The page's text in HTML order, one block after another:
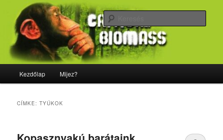
elsődleges
tartalomra
másodlagos
tartalomraCriticalBiomass
Majdnem minden, ami biológia
Kezdőlap Mijez?
CÍMKE:TYÚKOK